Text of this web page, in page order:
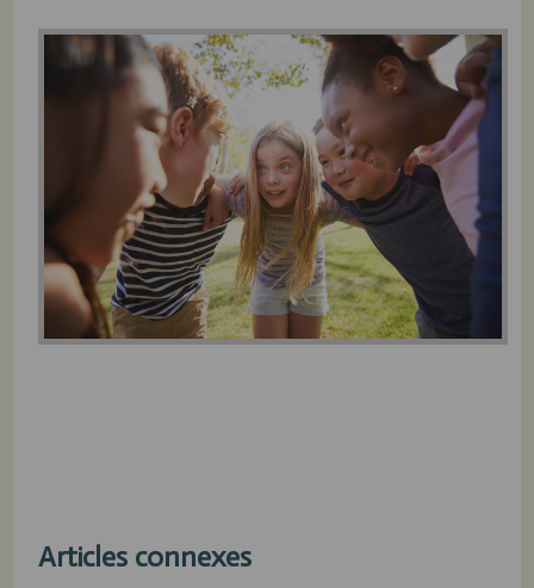
Articles connexes